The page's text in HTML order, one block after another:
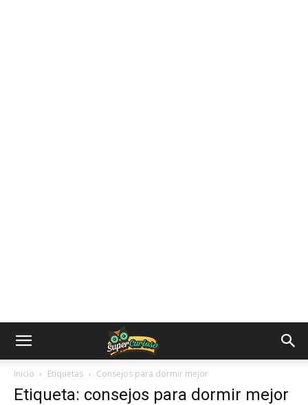
Inicio Etiquetas Consejos para dormir mejor
Etiqueta: consejos para dormir mejor